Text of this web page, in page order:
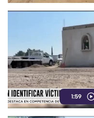
1:59